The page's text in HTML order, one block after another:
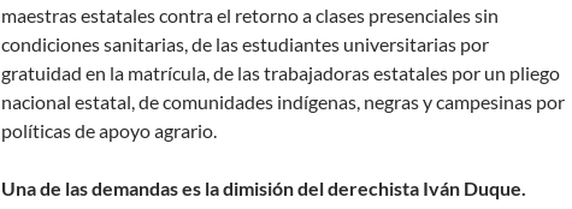
maestras estatales contra el retorno a clases presenciales sin
condiciones sanitarias, de las estudiantes universitarias por
gratuidad en la matrícula, de las trabajadoras estatales por un pliego
nacional estatal, de comunidades indígenas, negras y campesinas por
políticas de apoyo agrario.
Una de las demandas es la dimisión del derechista Iván Duque.